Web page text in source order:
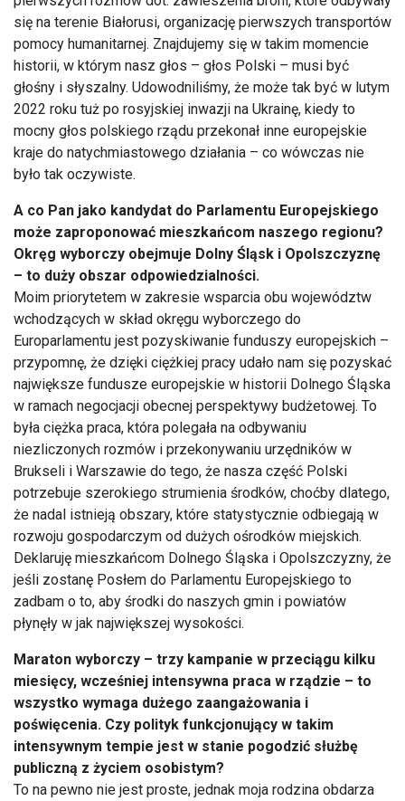
się na terenie Białorusi, organizację pierwszych transportów
pomocy humanitarnej. Znajdujemy się w takim momencie
historii, w którym nasz głos – głos Polski – musi być
głośny i słyszalny. Udowodniliśmy, że może tak być w lutym
2022 roku tuż po rosyjskiej inwazji na Ukrainę, kiedy to
mocny głos polskiego rządu przekonał inne europejskie
kraje do natychmiastowego działania – co wówczas nie
było tak oczywiste.
A co Pan jako kandydat do Parlamentu Europejskiego
może zaproponować mieszkańcom naszego regionu?
Okręg wyborczy obejmuje Dolny Śląsk i Opolszczyznę
– to duży obszar odpowiedzialności.
Moim priorytetem w zakresie wsparcia obu województw
wchodzących w skład okręgu wyborczego do
Europarlamentu jest pozyskiwanie funduszy europejskich –
przypomnę, że dzięki ciężkiej pracy udało nam się pozyskać
największe fundusze europejskie w historii Dolnego Śląska
w ramach negocjacji obecnej perspektywy budżetowej. To
była ciężka praca, która polegała na odbywaniu
niezliczonych rozmów i przekonywaniu urzędników w
Brukseli i Warszawie do tego, że nasza część Polski
potrzebuje szerokiego strumienia środków, choćby dlatego,
że nadal istnieją obszary, które statystycznie odbiegają w
rozwoju gospodarczym od dużych ośrodków miejskich.
Deklaruję mieszkańcom Dolnego Śląska i Opolszczyzny, że
jeśli zostanę Posłem do Parlamentu Europejskiego to
zadbam o to, aby środki do naszych gmin i powiatów
płynęły w jak największej wysokości.
Maraton wyborczy – trzy kampanie w przeciągu kilku
miesięcy, wcześniej intensywna praca w rządzie – to
wszystko wymaga dużego zaangażowania i
poświęcenia. Czy polityk funkcjonujący w takim
intensywnym tempie jest w stanie pogodzić służbę
publiczną z życiem osobistym?
To na pewno nie jest proste, jednak moja rodzina obdarza